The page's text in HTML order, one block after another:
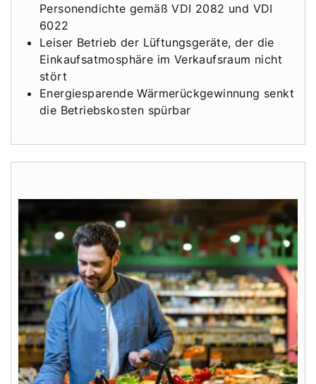
Personendichte gemäß VDI 2082 und VDI
6022
Leiser Betrieb der Lüftungsgeräte, der die
Einkaufsatmosphäre im Verkaufsraum nicht
stört
Energiesparende Wärmerückgewinnung senkt
die Betriebskosten spürbar